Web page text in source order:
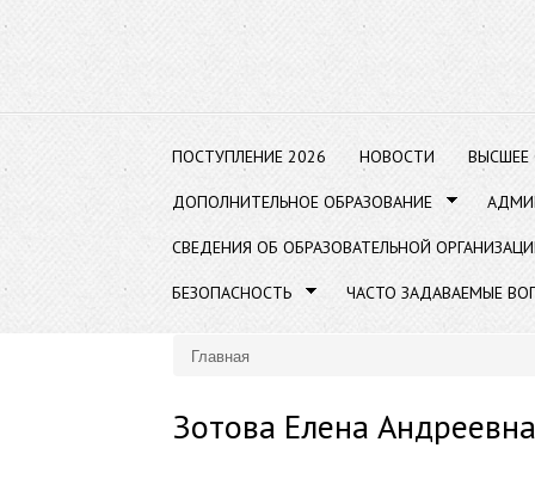
ПОСТУПЛЕНИЕ 2026 НОВОСТИ ВЫСШЕЕ
ДОПОЛНИТЕЛЬНОЕ ОБРАЗОВАНИЕ
СВЕДЕНИЯ ОБ ОБРАЗОВАТЕЛЬНОЙ
БЕЗОПАСНОСТЬ ЧАСТО ЗАДАВАЕМЫЕ
Вы здесь
Главная
Зотова Елена Андреевна